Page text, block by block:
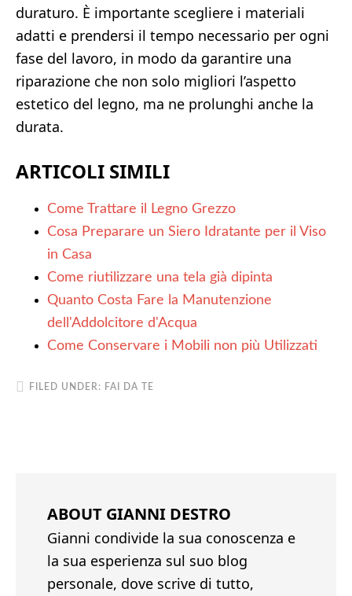
duraturo. È importante scegliere i materiali
adatti e prendersi il tempo necessario per ogni
fase del lavoro, in modo da garantire una
riparazione che non solo migliori l’aspetto
estetico del legno, ma ne prolunghi anche la
durata.
ARTICOLI SIMILI
Come Trattare il Legno Grezzo
Cosa Preparare un Siero Idratante per il Viso
in Casa
Come riutilizzare una tela già dipinta​
Quanto Costa Fare la Manutenzione
dell'Addolcitore d'Acqua
Come Conservare i Mobili non più Utilizzati
FILED UNDER: FAI DA TE
ABOUT GIANNI DESTRO
Gianni condivide la sua conoscenza e
la sua esperienza sul suo blog
personale, dove scrive di tutto,